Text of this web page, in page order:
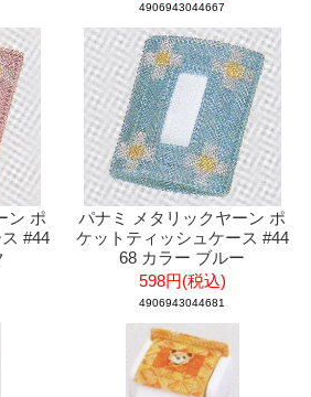
4906943044667
ン ポ
#44
パナミ メタリックヤーン ポ
ケットティッシュケース #44
68 カラー ブルー
598円(税込)
4906943044681